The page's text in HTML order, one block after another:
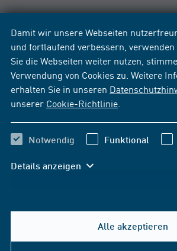
Damit wir unsere Webseiten
und fortlaufend verbessern, verwenden
Sie die Webseiten weiter nutzen,
Verwendung von Cookies zu. Weitere
erhalten Sie in unseren
unserer Cookie-Richtlinie
Notwendig Funktional
Details anzeigen
Alle akzeptieren